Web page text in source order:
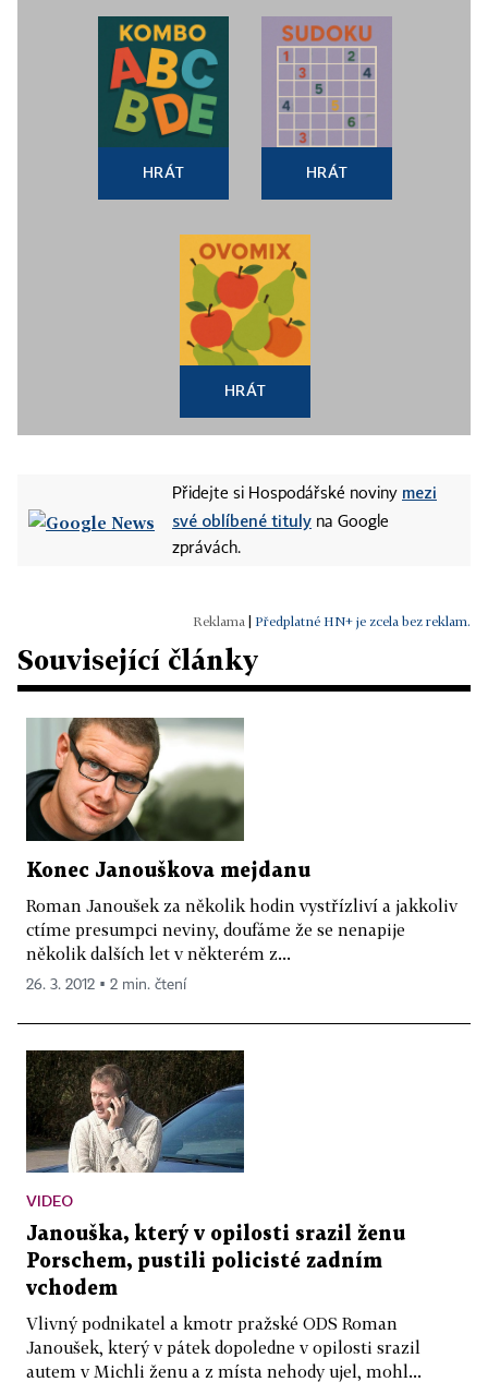
HRÁT HRÁT
HRÁT
Přidejte si Hospodářské noviny mezi
své oblíbené tituly na Google
zprávách.
Předplatné HN+ je zcela bez reklam.
Související články
Konec Janouškova mejdanu
Roman Janoušek za několik hodin vystřízliví a jakkoliv
ctíme presumpci neviny, doufáme že se nenapije
několik dalších let v některém z...
26. 3. 2012 ▪ 2 min. čtení
VIDEO
Janouška, který v opilosti srazil ženu
Porschem, pustili policisté zadním
vchodem
Vlivný podnikatel a kmotr pražské ODS Roman
Janoušek, který v pátek dopoledne v opilosti srazil
autem v Michli ženu a z místa nehody ujel, mohl...